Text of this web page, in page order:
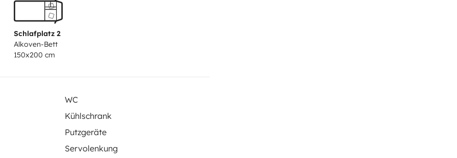
vuoi andare e ti prepariamo il
le informazioni!!
essere restituito nelle stesse
Schlafplatz 2
Alkoven-Bett
150x200 cm
WC
Kühlschrank
Putzgeräte
Servolenkung